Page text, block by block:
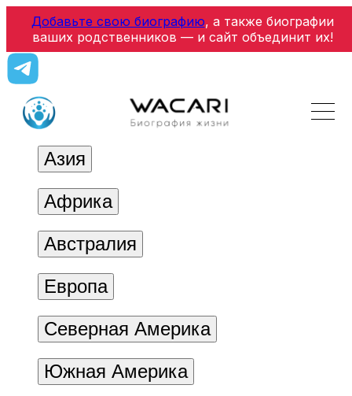
Добавьте свою биографию, а также биографии
ваших родственников — и сайт объединит их!
Азия
Африка
Австралия
Европа
Северная Америка
Южная Америка